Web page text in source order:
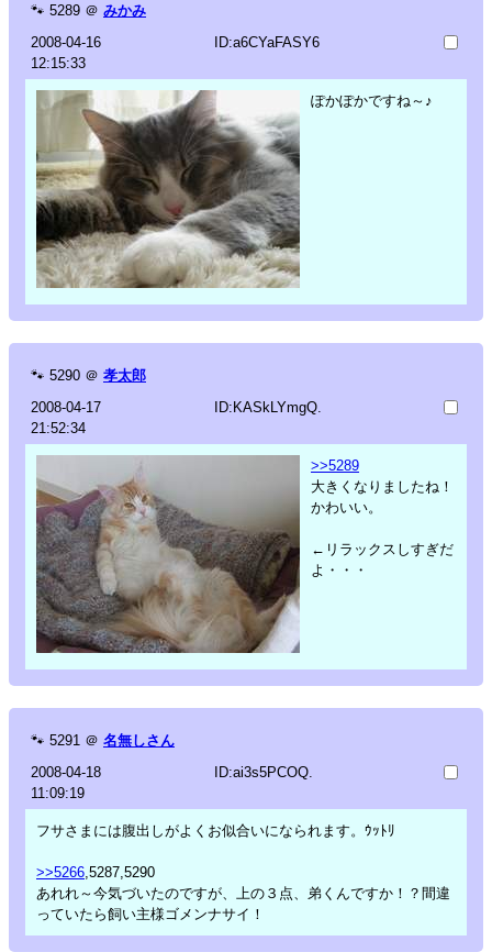
🐾 5289 ＠ みかみ
2008-04-16
12:15:33
ID:a6CYaFASY6
ぽかぽかですね～♪
🐾 5290 ＠ 孝太郎
2008-04-17
21:52:34
ID:KASkLYmgQ.
>>5289
大きくなりましたね！
かわいい。
←リラックスしすぎだ
よ・・・
🐾 5291 ＠ 名無しさん
2008-04-18
11:09:19
ID:ai3s5PCOQ.
フサさまには腹出しがよくお似合いになられます。ｳｯﾄﾘ
>>5266 ,5287,5290
あれれ～今気づいたのですが、上の３点、弟くんですか！？間違
っていたら飼い主様ゴメンナサイ！